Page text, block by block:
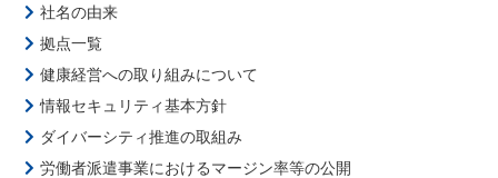
社名の由来
拠点一覧
健康経営への取り組みについて
情報セキュリティ基本方針
ダイバーシティ推進の取組み
労働者派遣事業におけるマージン率等の公開